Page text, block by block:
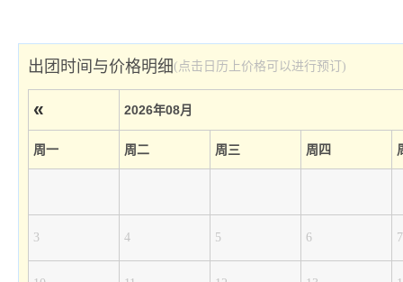
出团时间与价格明细(点击日历上价格可以进行预订)
« 2026年08月
周一 周二 周三 周四
3 4 5 6 7